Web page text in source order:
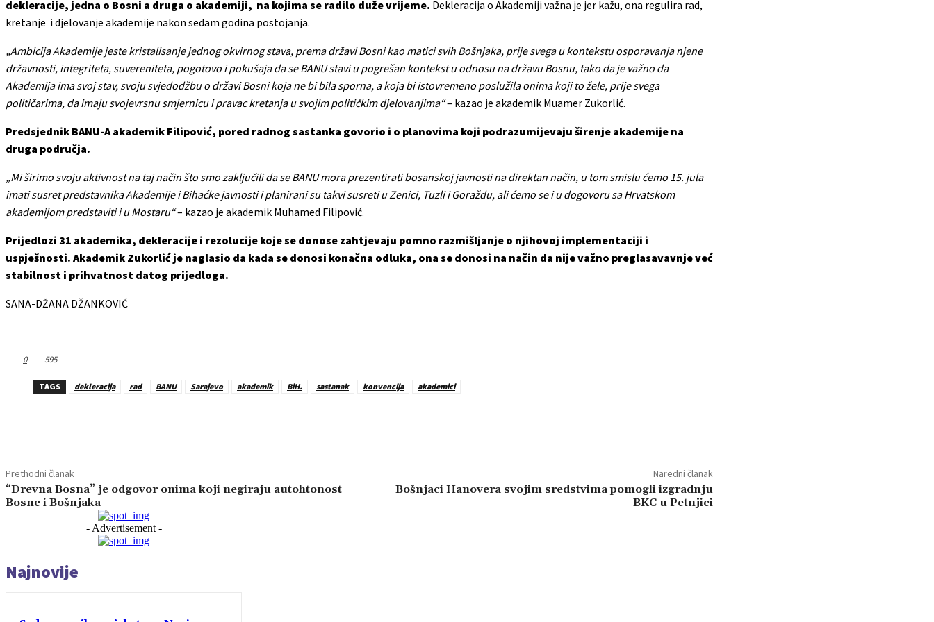
dekleracije, jedna o Bosni a druga o akademiji, na kojima se radilo duže vrijeme. Dekleracija o Akademiji važna je jer kažu, ona regulira rad,
kretanje i djelovanje akademije nakon sedam godina postojanja.
„Ambicija Akademije jeste kristalisanje jednog okvirnog stava, prema državi Bosni kao matici svih Bošnjaka, prije svega u kontekstu osporavanja njene
državnosti, integriteta, suvereniteta, pogotovo i pokušaja da se BANU stavi u pogrešan kontekst u odnosu na državu Bosnu, tako da je važno da
Akademija ima svoj stav, svoju svjedodžbu o državi Bosni koja ne bi bila sporna, a koja bi istovremeno poslužila onima koji to žele, prije svega
političarima, da imaju svojevrsnu smjernicu i pravac kretanja u svojim političkim djelovanjima“– kazao je akademik Muamer Zukorlić.
Predsjednik BANU-A akademik Filipović, pored radnog sastanka govorio i o planovima koji podrazumijevaju širenje akademije na
druga područja.
„Mi širimo svoju aktivnost na taj način što smo zaključili da se BANU mora prezentirati bosanskoj javnosti na direktan način, u tom smislu ćemo 15. jula
imati susret predstavnika Akademije i Bihaćke javnosti i planirani su takvi susreti u Zenici, Tuzli i Goraždu, ali ćemo se i u dogovoru sa Hrvatskom
akademijom predstaviti i u Mostaru“– kazao je akademik Muhamed Filipović.
Prijedlozi 31 akademika, dekleracije i rezolucije koje se donose zahtjevaju pomno razmišljanje o njihovoj implementaciji i
uspješnosti. Akademik Zukorlić je naglasio da kada se donosi konačna odluka, ona se donosi na način da nije važno preglasavavnje već
stabilnost i prihvatnost datog prijedloga.
SANA-DŽANA DŽANKOVIĆ
0 595
TAGS dekleracija rad BANU Sarajevo akademik BiH. sastanak konvencija akademici
Prethodni članak
“Drevna Bosna” je odgovor onima koji negiraju autohtonost
Bosne i Bošnjaka
Naredni članak
Bošnjaci Hanovera svojim sredstvima pomogli izgradnju
BKC u Petnjici
- Advertisement -
Najnovije